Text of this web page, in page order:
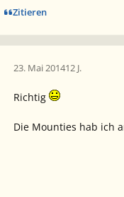
Zitieren
23. Mai 201412 J.
Richtig
Die Mounties hab ich